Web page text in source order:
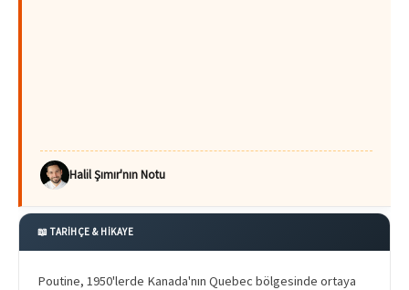
Halil Şımır'nın Notu
📖 TARİHÇE & HİKAYE
Poutine, 1950'lerde Kanada'nın Quebec bölgesinde ortaya